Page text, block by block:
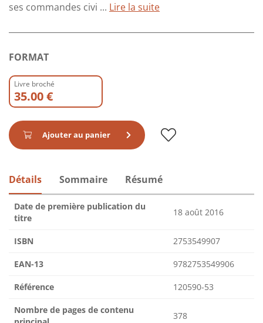
ses commandes civi ... Lire la suite
FORMAT
Livre broché
35.00 €
Ajouter au panier
Détails Sommaire Résumé
Date de première publication du
titre
18 août 2016
ISBN 2753549907
EAN-13 9782753549906
Référence 120590-53
Nombre de pages de contenu
378